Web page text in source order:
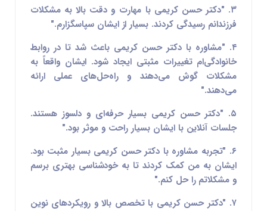
۳. "دکتر حسن کریمی با مهارت و دقت بالا به مشکلات
فرزندانم رسیدگی کردند. بسیار از ایشان سپاسگزارم."
۴. "مشاوره با دکتر حسن کریمی باعث شد تا در روابط
خانوادگی‌ام تغییرات مثبتی ایجاد شود. ایشان واقعاً به
مشکلات گوش می‌دهند و راه‌حل‌های عملی ارائه
می‌دهند."
۵. "دکتر حسن کریمی بسیار حرفه‌ای و دلسوز هستند.
جلسات آنلاین با ایشان بسیار راحت و موثر بود."
۶. "تجربه مشاوره با دکتر حسن کریمی بسیار مثبت بود.
ایشان به من کمک کردند تا به خودشناسی بهتری برسم
و مشکلاتم را حل کنم."
۷. "دکتر حسن کریمی با تخصص بالا و رویکردهای نوین